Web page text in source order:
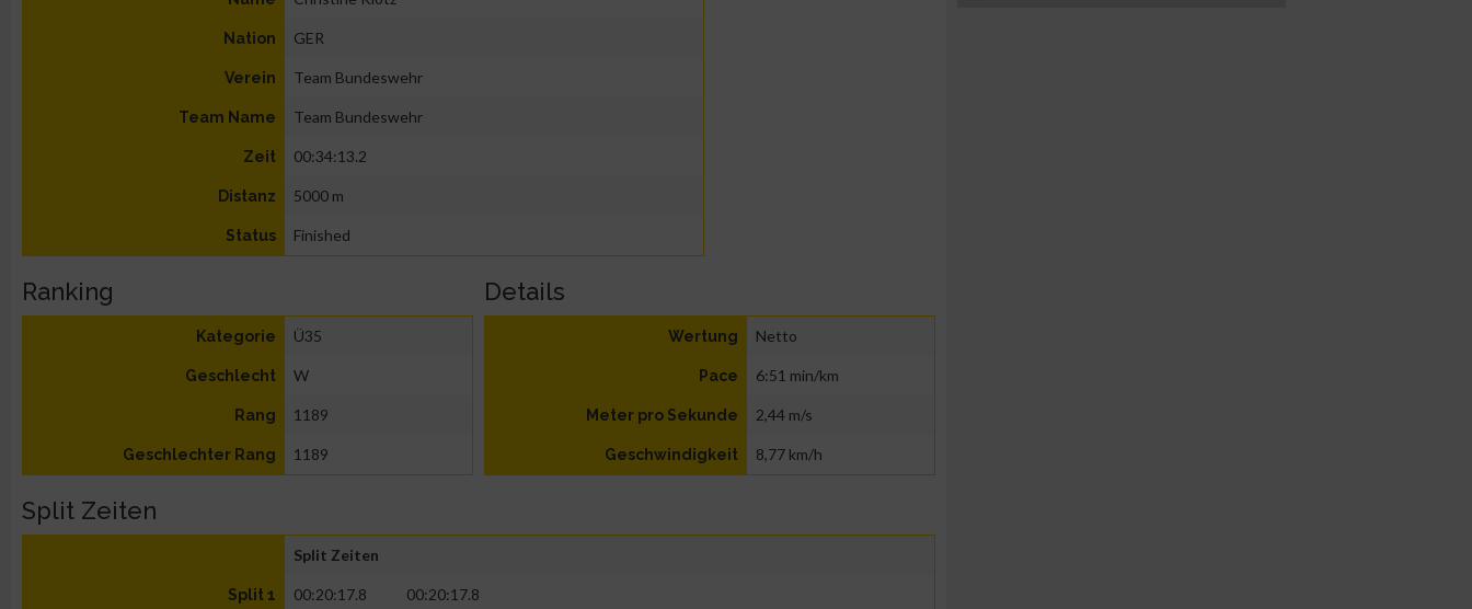
Nation GER
Verein Team Bundeswehr
Team Name Team Bundeswehr
Zeit 00:34:13.2
Distanz 5000 m
Status Finished
Ranking
Kategorie Ü35
Geschlecht W
Rang 1189
Geschlechter Rang 1189
Details
Wertung Netto
Pace 6:51 min/km
Meter pro Sekunde 2,44 m/s
Geschwindigkeit 8,77 km/h
Split Zeiten
Split Zeiten
Split 1 00:20:17.8 00:20:17.8